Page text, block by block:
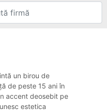
un birou de
de peste 15 ani în
accent deosebit pe
estetica